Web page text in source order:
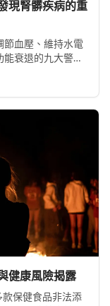
現腎髒疾病的重
節血壓、維持水電
衰退的九大警示
健康風險揭露
保健食品非法添